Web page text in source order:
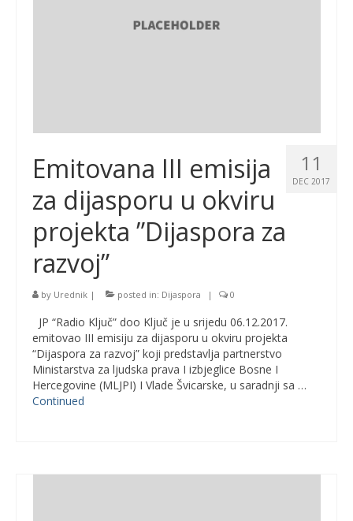
11
DEC 2017
Emitovana III emisija
za dijasporu u okviru
projekta ”Dijaspora za
razvoj”
by Urednik | posted in: Dijaspora | 0
JP “Radio Ključ” doo Ključ je u srijedu 06.12.2017.
emitovao III emisiju za dijasporu u okviru projekta
“Dijaspora za razvoj” koji predstavlja partnerstvo
Ministarstva za ljudska prava I izbjeglice Bosne I
Hercegovine (MLJPI) I Vlade Švicarske, u saradnji sa …
Continued